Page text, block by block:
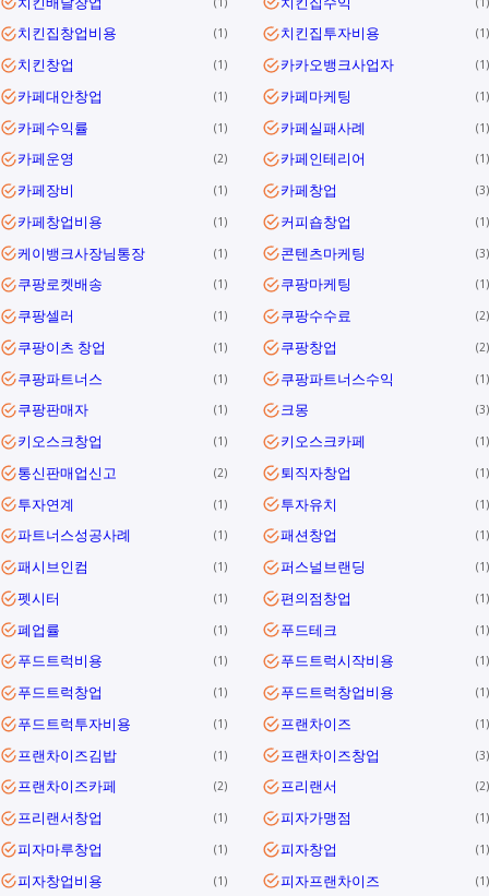
치킨집창업비용 1 치킨집투자비용 1
치킨창업 1 카카오뱅크사업자 1
카페대안창업 1 카페마케팅 1
카페수익률 1 카페실패사례 1
카페운영 2 카페인테리어 1
카페장비 1 카페창업 3
카페창업비용 1 커피숍창업 1
케이뱅크사장님통장 1 콘텐츠마케팅 3
쿠팡로켓배송 1 쿠팡마케팅 1
쿠팡셀러 1 쿠팡수수료 2
쿠팡이츠 창업 1 쿠팡창업 2
쿠팡파트너스 1 쿠팡파트너스수익 1
쿠팡판매자 1 크몽 3
키오스크창업 1 키오스크카페 1
통신판매업신고 2 퇴직자창업 1
투자연계 1 투자유치 1
파트너스성공사례 1 패션창업 1
패시브인컴 1 퍼스널브랜딩 1
펫시터 1 편의점창업 1
폐업률 1 푸드테크 1
푸드트럭비용 1 푸드트럭시작비용 1
푸드트럭창업 1 푸드트럭창업비용 1
푸드트럭투자비용 1 프랜차이즈 1
프랜차이즈김밥 1 프랜차이즈창업 3
프랜차이즈카페 2 프리랜서 2
프리랜서창업 1 피자가맹점 1
피자마루창업 1 피자창업 1
피자창업비용 1 피자프랜차이즈 1